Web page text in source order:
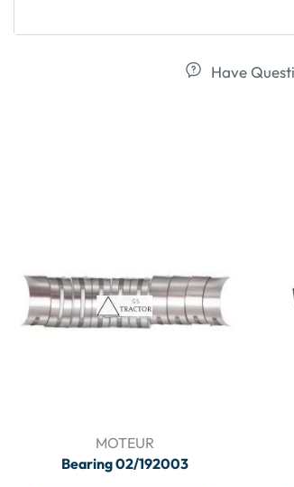
Have
MOTEUR
Bearing 02/192003